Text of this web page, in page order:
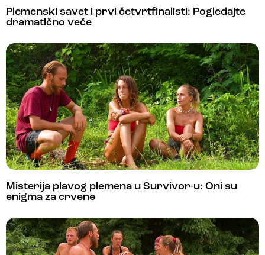
Plemenski savet i prvi četvrtfinalisti: Pogledajte
dramatično veče
Misterija plavog plemena u Survivor-u: Oni su
enigma za crvene